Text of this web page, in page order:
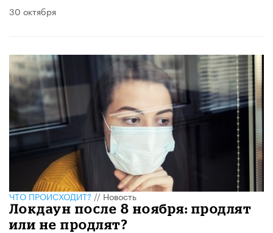
30 октября
ЧТО ПРОИСХОДИТ?//Новость
Локдаун после 8 ноября: продлят
или не продлят?